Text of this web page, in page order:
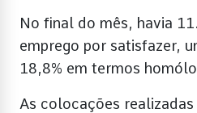
No final do mês, havia
emprego por satisfazer,
18,8% em termos
As colocações